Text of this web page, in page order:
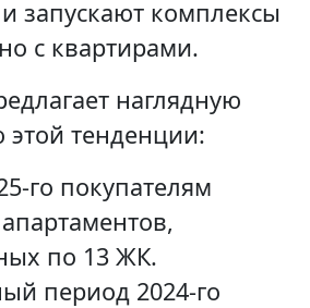
запускают комплексы
с квартирами.
наглядную
тенденции:
го покупателям
по 13 ЖК.
период 2024-го